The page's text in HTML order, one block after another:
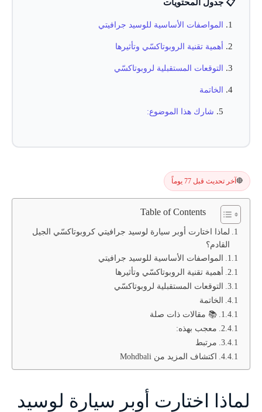
المواصفات الأساسية للوسيد جرافيتي
أهمية تقنية الروبوتاكسّي وتأثيرها
التوقعات المستقبلية لروبوتاكسّي
الخاتمة
شارك هذا الموضوع:
🔴آخر تحديث قبل 77 يوماً
Table of Contents
لماذا اختارت أوبر سيارة لوسيد جرافيتي كروبوتاكسّي الجيل
القادم؟
المواصفات الأساسية للوسيد جرافيتي
أهمية تقنية الروبوتاكسّي وتأثيرها
التوقعات المستقبلية لروبوتاكسّي
الخاتمة
📚 مقالات ذات صلة
معجب بهذه:
مرتبط
اكتشاف المزيد من Mohdbali
لماذا اختارت أوبر سيارة لوسيد